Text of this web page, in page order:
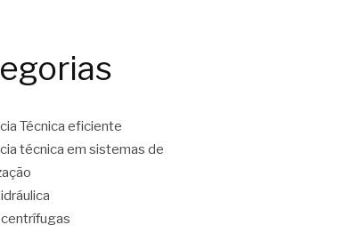
Técnica eficiente
técnica em sistemas de